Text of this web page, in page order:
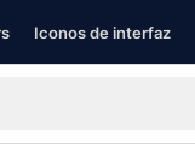
Iconos de interfaz